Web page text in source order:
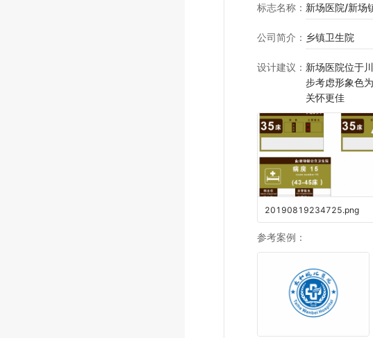
标志名称 ： 新场医院/新场
公司简介 ： 乡镇卫生院
设计建议 ： 新场医院位于
步考虑形象色
关怀更佳
20190819234725.png
参考案例 ：